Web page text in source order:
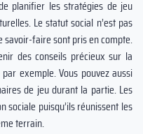
planifier les stratégies de jeu
Le statut social n’est pas
savoir-faire sont pris en compte.
des conseils précieux sur la
exemple. Vous pouvez aussi
de jeu durant la partie. Les
sociale puisqu’ils réunissent les
terrain.